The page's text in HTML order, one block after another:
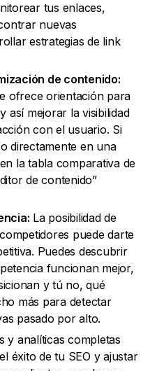
tus enlaces,
nuevas
estrategias de link
de contenido:
ofrece orientación para
así mejorar la visibilidad
con el usuario. Si
directamente en una
la tabla comparativa de
de contenido”
La posibilidad de
puede darte
Puedes descubrir
funcionan mejor,
y tú no, qué
más para detectar
pasado por alto.
y analíticas completas
éxito de tu SEO y ajustar